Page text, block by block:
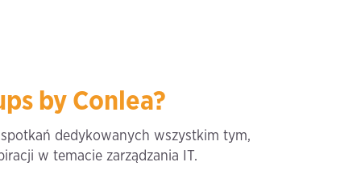
by Conlea?
dedykowanych wszystkim tym,
w temacie zarządzania IT.